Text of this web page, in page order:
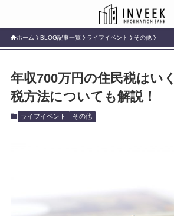
ホーム BLOG記事一覧 ライフイベント その他
年収700万円の住民税はい
税方法についても解説！
ライフイベント その他